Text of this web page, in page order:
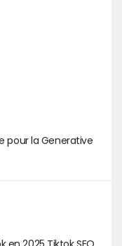
pour la Generative